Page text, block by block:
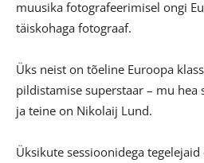
muusika fotografeerimisel ongi
täiskohaga fotograaf.
Üks neist on tõeline Euroopa
pildistamise superstaar – mu hea
ja teine on Nikolaij Lund.
Üksikute sessioonidega